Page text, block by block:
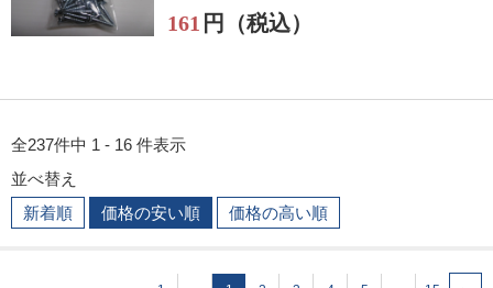
161 円（税込）
全237件中 1 - 16 件表示
並べ替え
新着順
価格の安い順 価格の高い順